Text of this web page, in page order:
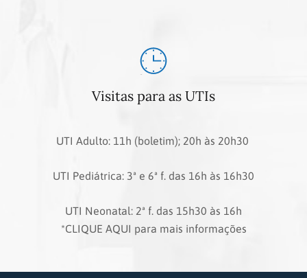
Visitas para as UTIs
UTI Adulto: 11h (boletim); 20h às 20h30
UTI Pediátrica: 3ª e 6ª f. das 16h às 16h30
UTI Neonatal: 2ª f. das 15h30 às 16h
*CLIQUE AQUI para mais informações